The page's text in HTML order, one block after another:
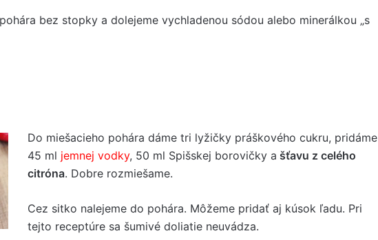
bez stopky a dolejeme vychladenou sódou alebo minerálkou „s
Do miešacieho pohára dáme tri lyžičky práškového cukru, pridáme
45 ml jemnej vodky, 50 ml Spišskej borovičky a šťavu z celého
citróna. Dobre rozmiešame.
Cez sitko nalejeme do pohára. Môžeme pridať aj kúsok ľadu. Pri
tejto receptúre sa šumivé doliatie neuvádza.